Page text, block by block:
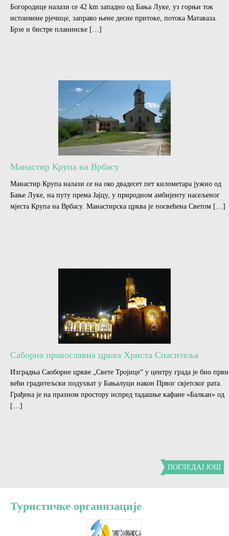
Богородице налази се 42 km западно од Бања Луке, уз горњи ток
истоимене рјечице, заправо њене десне притоке, потока Матаваза.
Брзе и бистре планинске […]
Манастир Крупа на Врбасу
Манастир Крупа налази се на око двадесет пет километара јужно од
Бање Луке, на путу према Јајцу, у природном амбијенту насељеног
мјеста Крупа на Врбасу. Манастирска црква је посвећена Светом […]
Саборна православна црква Христа Спаситеља
Изградња Саоборне цркве „Свете Тројице“ у центру града је био први
већи градитељски подухват у Бањалуци након Првог свјетског рата.
Грађена је на празном простору испред тадашње кафане «Балкан» од
[…]
ПОГЛЕДАЈ ЈОШ
Туристичке организације